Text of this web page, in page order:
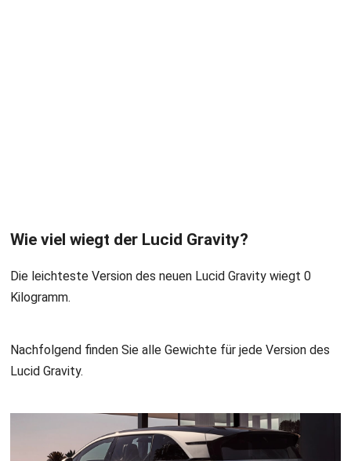
Wie viel wiegt der Lucid Gravity?
Die leichteste Version des neuen Lucid Gravity wiegt 0
Kilogramm.
Nachfolgend finden Sie alle Gewichte für jede Version des
Lucid Gravity.